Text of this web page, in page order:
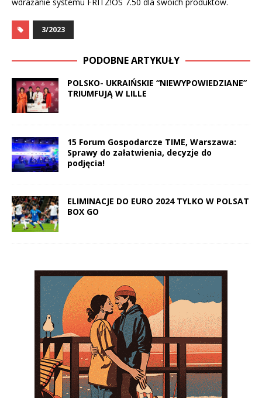
3/2023
PODOBNE ARTYKUŁY
POLSKO- UKRAIŃSKIE “NIEWYPOWIEDZIANE”
TRIUMFUJĄ W LILLE
15 Forum Gospodarcze TIME, Warszawa:
Sprawy do załatwienia, decyzje do
podjęcia!
ELIMINACJE DO EURO 2024 TYLKO W POLSAT
BOX GO